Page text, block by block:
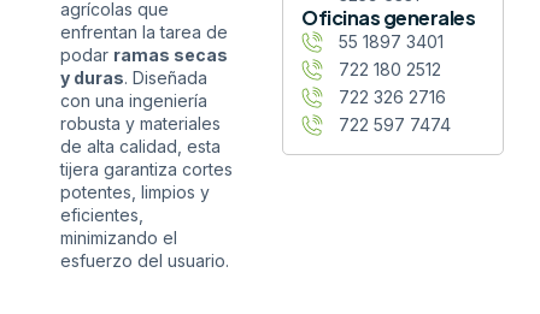
agrícolas que
enfrentan la tarea de
podar ramas secas
y duras. Diseñada
con una ingeniería
robusta y materiales
de alta calidad, esta
tijera garantiza cortes
potentes, limpios y
eficientes,
minimizando el
esfuerzo del usuario.
Oficinas generales
55 1897 3401
722 180 2512
722 326 2716
722 597 7474